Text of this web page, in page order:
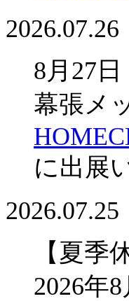
2026.07.26
8月27
幕張メ
に出展
2026.07.25
【夏季
2026年